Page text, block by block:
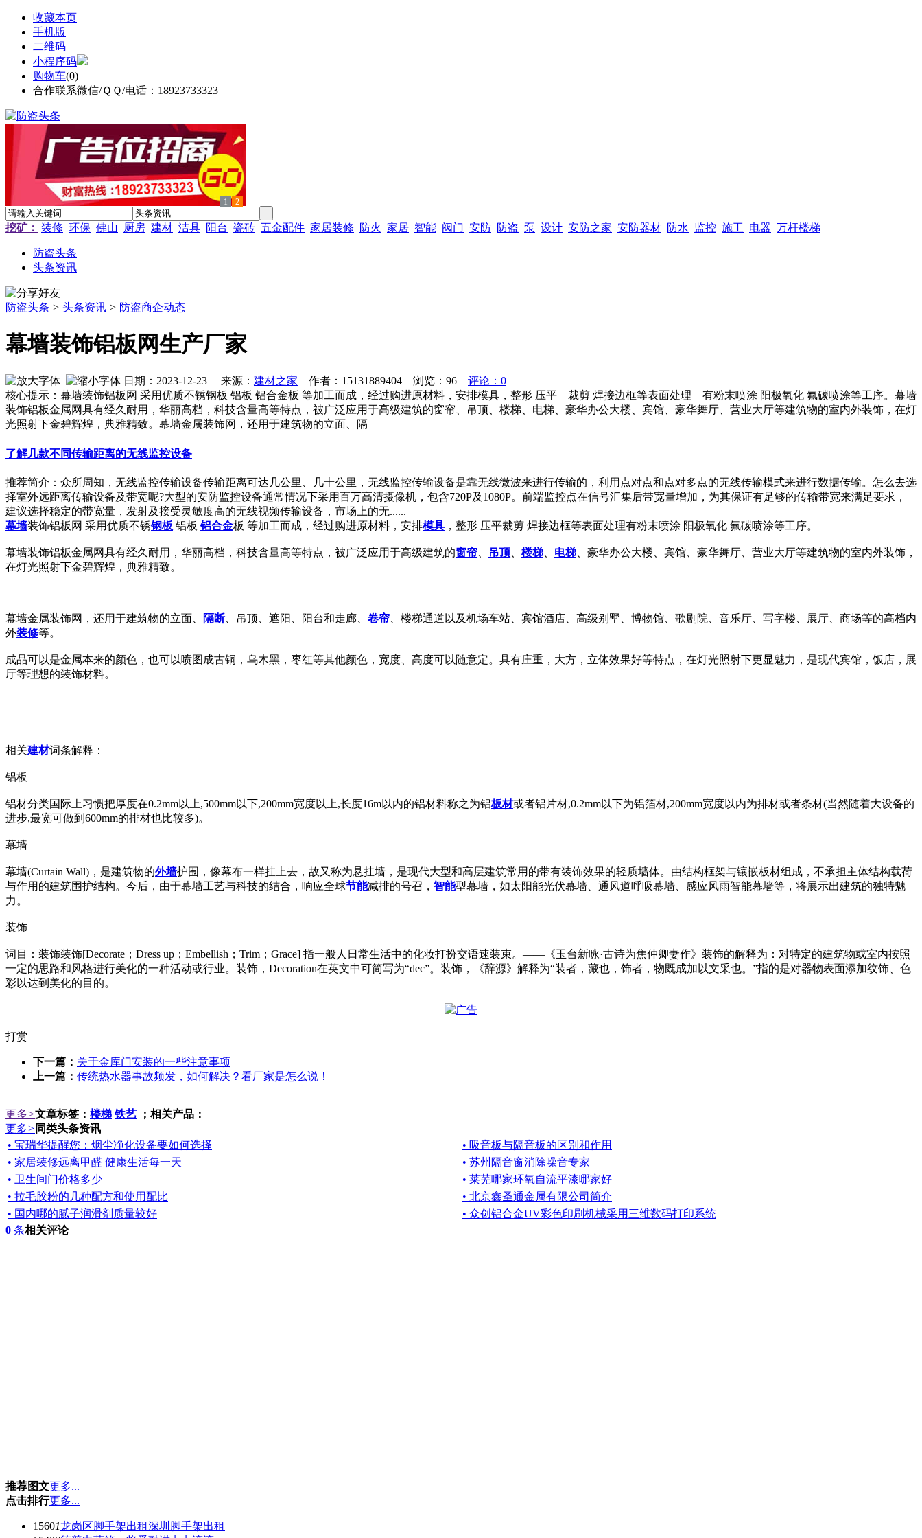
收藏本页
手机版
二维码
小程序码
购物车(0)
合作联系微信/ＱＱ/电话：18923733323
1 2
挖矿： 装修 环保 佛山 厨房 建材 洁具 阳台 瓷砖 五金配件 家居装修 防火 家居 智能 阀门 安防 防盗 泵 设计 安防之家 安防器材 防水 监控 施工 电器 万杆楼梯
防盗头条
头条资讯
防盗头条 > 头条资讯 > 防盗商企动态
幕墙装饰铝板网生产厂家
日期：2023-12-23 来源： 建材之家 作者：15131889404 浏览： 96
评论：0
核心提示：幕墙装饰铝板网 采用优质不锈钢板 铝板 铝合金板 等加工而成，经过购进原材料，安排模具，整形 压平 裁剪 焊接边框等表面处理 有粉末喷涂 阳极氧化 氟碳喷涂等工序。幕墙
装饰铝板金属网具有经久耐用，华丽高档，科技含量高等特点，被广泛应用于高级建筑的窗帘、吊顶、楼梯、电梯、豪华办公大楼、宾馆、豪华舞厅、营业大厅等建筑物的室内外装饰，在灯
光照射下金碧辉煌，典雅精致。幕墙金属装饰网，还用于建筑物的立面、隔
了解几款不同传输距离的无线监控设备
推荐简介：众所周知，无线监控传输设备传输距离可达几公里、几十公里，无线监控传输设备是靠无线微波来进行传输的，利用点对点和点对多点的无线传输模式来进行数据传输。怎么去选
择室外远距离传输设备及带宽呢?大型的安防监控设备通常情况下采用百万高清摄像机，包含720P及1080P。前端监控点在信号汇集后带宽量增加，为其保证有足够的传输带宽来满足要求，
建议选择稳定的带宽量，发射及接受灵敏度高的无线视频传输设备，市场上的无......
幕墙装饰铝板网 采用优质不锈钢板 铝板铝合金板 等加工而成，经过购进原材料，安排模具 ，整形 压平裁剪 焊接边框等表面处理有粉末喷涂 阳极氧化 氟碳喷涂等工序。
幕墙装饰铝板金属网具有经久耐用，华丽高档，科技含量高等特点，被广泛应用于高级建筑的窗帘 吊顶 楼梯 电梯 、豪华办公大楼、宾馆、豪华舞厅、营业大厅等建筑物的室内外装饰，
在灯光照射下金碧辉煌，典雅精致。
幕墙金属装饰网，还用于建筑物的立面、 隔断、吊顶、遮阳、阳台和走廊、 卷帘 、楼梯通道以及机场车站、宾馆酒店、高级别墅、博物馆、歌剧院、音乐厅、写字楼、展厅、商场等的高档内
外装修等。
成品可以是金属本来的颜色，也可以喷图成古铜，乌木黑，枣红等其他颜色，宽度、高度可以随意定。具有庄重，大方，立体效果好等特点，在灯光照射下更显魅力，是现代宾馆，饭店，展
厅等理想的装饰材料。
相关建材词条解释：
铝板
铝材分类国际上习惯把厚度在0.2mm以上,500mm以下,200mm宽度以上,长度16m以内的铝材料称之为铝板材或者铝片材,0.2mm以下为铝箔材,200mm宽度以内为排材或者条材(当然随着大设备的
进步,最宽可做到600mm的排材也比较多)。
幕墙
幕墙(Curtain Wall)，是建筑物的外墙护围，像幕布一样挂上去，故又称为悬挂墙，是现代大型和高层建筑常用的带有装饰效果的轻质墙体。由结构框架与镶嵌板材组成，不承担主体结构载荷
与作用的建筑围护结构。今后，由于幕墙工艺与科技的结合，响应全球节能减排的号召， 智能型幕墙，如太阳能光伏幕墙、通风道呼吸幕墙、感应风雨智能幕墙等，将展示出建筑的独特魅
力。
装饰
词目：装饰装饰[Decorate；Dress up；Embellish；Trim；Grace] 指一般人日常生活中的化妆打扮交语速装束。——《玉台新咏·古诗为焦仲卿妻作》装饰的解释为：对特定的建筑物或室内按照
一定的思路和风格进行美化的一种活动或行业。装饰，Decoration在英文中可简写为“dec”。装饰，《辞源》解释为“装者，藏也，饰者，物既成加以文采也。”指的是对器物表面添加纹饰、色
彩以达到美化的目的。
打赏
下一篇： 关于金库门安装的一些注意事项
上一篇： 传统热水器事故频发，如何解决？看厂家是怎么说！
更多>文章标签： 楼梯 铁艺 ；相关产品：
更多> 同类头条资讯
• 宝瑞华提醒您：烟尘净化设备要如何选择
• 吸音板与隔音板的区别和作用
• 家居装修远离甲醛 健康生活每一天
• 苏州隔音窗消除噪音专家
• 卫生间门价格多少
• 莱芜哪家环氧自流平漆哪家好
• 拉毛胶粉的几种配方和使用配比
• 北京鑫圣通金属有限公司简介
• 国内哪的腻子润滑剂质量较好
• 众创铝合金UV彩色印刷机械采用三维数码打印系统
0 条相关评论
推荐图文更多...
点击排行更多...
15601龙岗区脚手架出租深圳脚手架出租